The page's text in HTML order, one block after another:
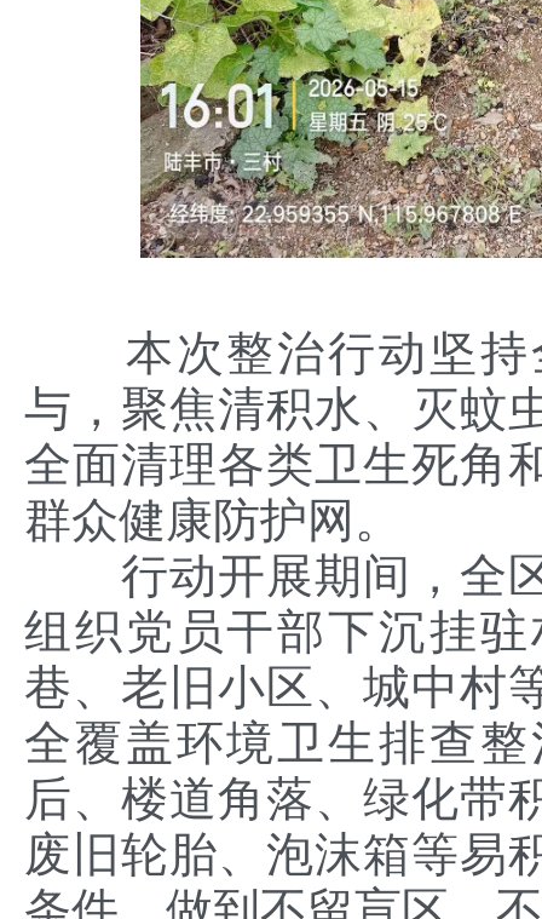
本次整治行动坚
与，聚焦清积水、灭蚊
全面清理各类卫生死角
群众健康防护网。
行动开展期间，全
组织党员干部下沉挂
巷、老旧小区、城中村
全覆盖环境卫生排查
后、楼道角落、绿化带
废旧轮胎、泡沫箱等易